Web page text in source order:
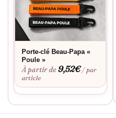
Porte-clé Beau-Papa «
Poule »
À partir de9,52€ / par
article